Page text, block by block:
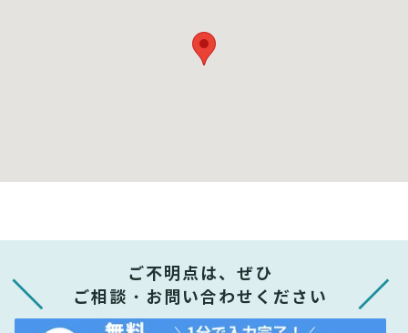
ご不明点は、ぜひ
ご相談・お問い合わせください